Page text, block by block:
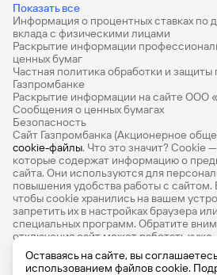
Показать все
Банковские вклады на 3 месяца
Вклады с высоким процентом
Калькулятор вкладов
Виртуальные карты
Премиум
РКО
Ипотечный калькулятор
Кредитный калькулятор
Про Финансы
Информация о процентных ставках по
вклада с физическими лицами
Раскрытие информации
ценных бумаг
Частная политика обработки и защиты
Газпромбанке
Раскрытие информации на сайте ООО
Сообщения о ценных бумагах
Безопасность
Сайт Газпромбанка (Акционерное
cookie-файлы. Что это значит? Сookie
которые содержат информацию о
сайта. Они используются для
повышения удобства работы с сайтом.
чтобы сookie хранились на вашем
запретить их в настройках браузера
специальных программ. Обратите
отключения сайт может работать хуже
Оставаясь на сайте, вы
использованием файлов cookie.